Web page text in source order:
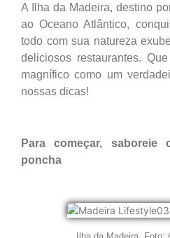
A Ilha da Madeira, destino
ao Oceano Atlântico,
todo com sua natureza
deliciosos restaurantes.
magnífico como um
nossas dicas!
Para começar,
poncha